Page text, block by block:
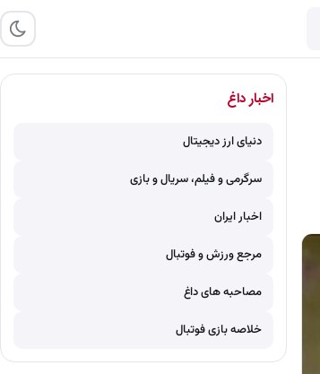
اخبار داغ
دنیای ارز دیجیتال
سرگرمی و فیلم، سریال و بازی
اخبار ایران
مرجع ورزش و فوتبال
مصاحبه های داغ
خلاصه بازی فوتبال